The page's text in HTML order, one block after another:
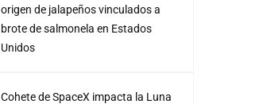
origen de jalapeños vinculados a
brote de salmonela en Estados
Unidos
Cohete de SpaceX impacta la Luna